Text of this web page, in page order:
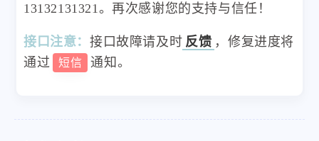
13132131321。再次感谢您的支持与信任！
接口注意： 接口故障请及时 反馈 ，修复进度将
通过
短信 通知。